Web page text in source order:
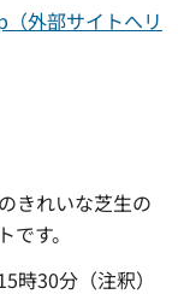
外部サイトへリ
きれいな芝生の
す。
時30分（注釈）